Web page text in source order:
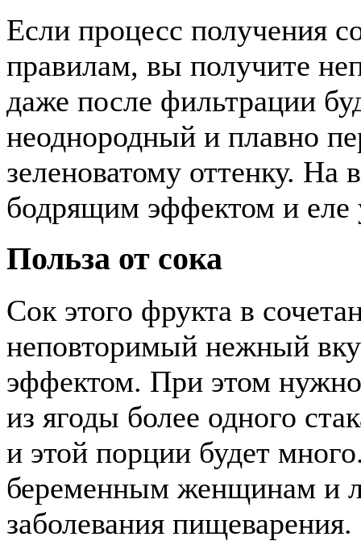
Если процесс получения
правилам, вы получите
даже после фильтрации
неоднородный и плавно
зеленоватому оттенку. На
бодрящим эффектом и еле
Польза от сока
Сок этого фрукта в
неповторимый нежный
эффектом. При этом нужно
из ягоды более одного
и этой порции будет
беременным женщинам и
заболевания пищеварения.